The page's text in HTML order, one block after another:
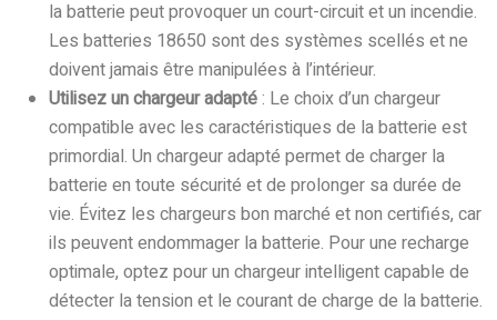
la batterie peut provoquer un court-circuit et un incendie.
Les batteries 18650 sont des systèmes scellés et ne
doivent jamais être manipulées à l’intérieur.
Utilisez un chargeur adapté: Le choix d’un chargeur
compatible avec les caractéristiques de la batterie est
primordial. Un chargeur adapté permet de charger la
batterie en toute sécurité et de prolonger sa durée de
vie. Évitez les chargeurs bon marché et non certifiés, car
ils peuvent endommager la batterie. Pour une recharge
optimale, optez pour un chargeur intelligent capable de
détecter la tension et le courant de charge de la batterie.